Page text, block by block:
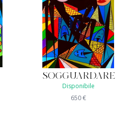
SOGGUARDARE
Disponibile
650€